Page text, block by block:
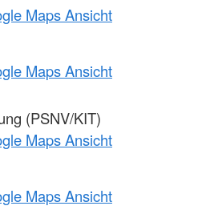
Maps Ansicht
Maps Ansicht
(PSNV/KIT)
Maps Ansicht
Maps Ansicht